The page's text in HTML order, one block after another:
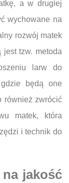
a w drugiej
wychowane na
rozwój matek
jest tzw. metoda
larw do
będą one
również zwrócić
matek, która
i technik do
na jakość